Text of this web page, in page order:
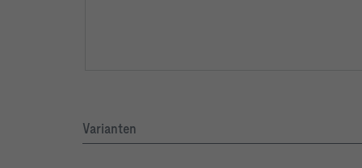
Varianten